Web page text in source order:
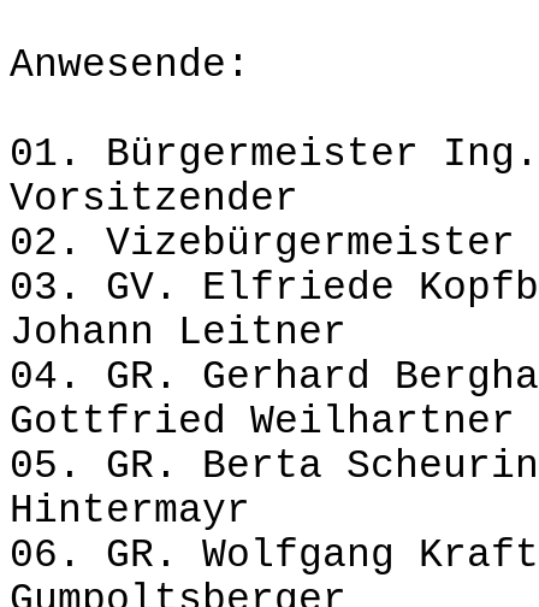
Anwesende:
01. Bürgermeister Ing.
Vorsitzender
02.
03. GV. Elfriede
Johann Leitner
04. GR. Gerhard
Gottfried Weilhartner
05. GR. Berta
Hintermayr
06. GR. Wolfgang